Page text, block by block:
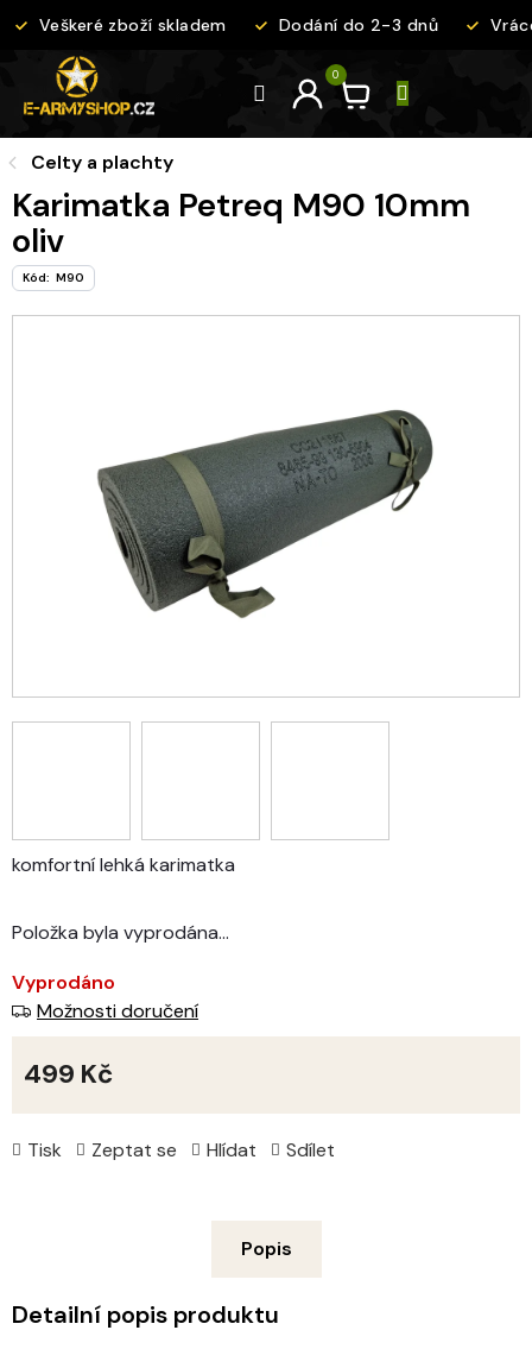
na
Veškeré zboží skladem Dodání do 2-3 dnů
Celty a plachty
Karimatka Petreq M90 10mm
oliv
Kód: M90
Položka byla vyprodána…
komfortní lehká karimatka
Tisk Zeptat se Hlídat Sdílet
Vyprodáno
Možnosti doručení
499 Kč
cena:
Popis
Detailní popis produktu